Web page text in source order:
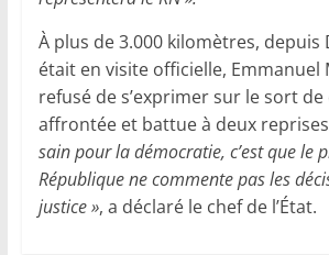
À plus de 3.000 kilomètres, depuis
était en visite officielle, Emmanuel
refusé de s’exprimer sur le sort de
affrontée et battue à deux
sain pour la démocratie, c’est que le
République ne commente pas les
justice », a déclaré le chef de l’État.